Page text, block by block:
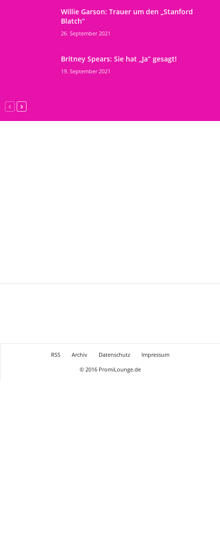
Willie Garson: Trauer um den „Stanford
Blatch“
26. September 2021
Britney Spears: Sie hat „Ja“ gesagt!
19. September 2021
RSS Archiv Datenschutz
Impressum
© 2016 PromiLounge.de